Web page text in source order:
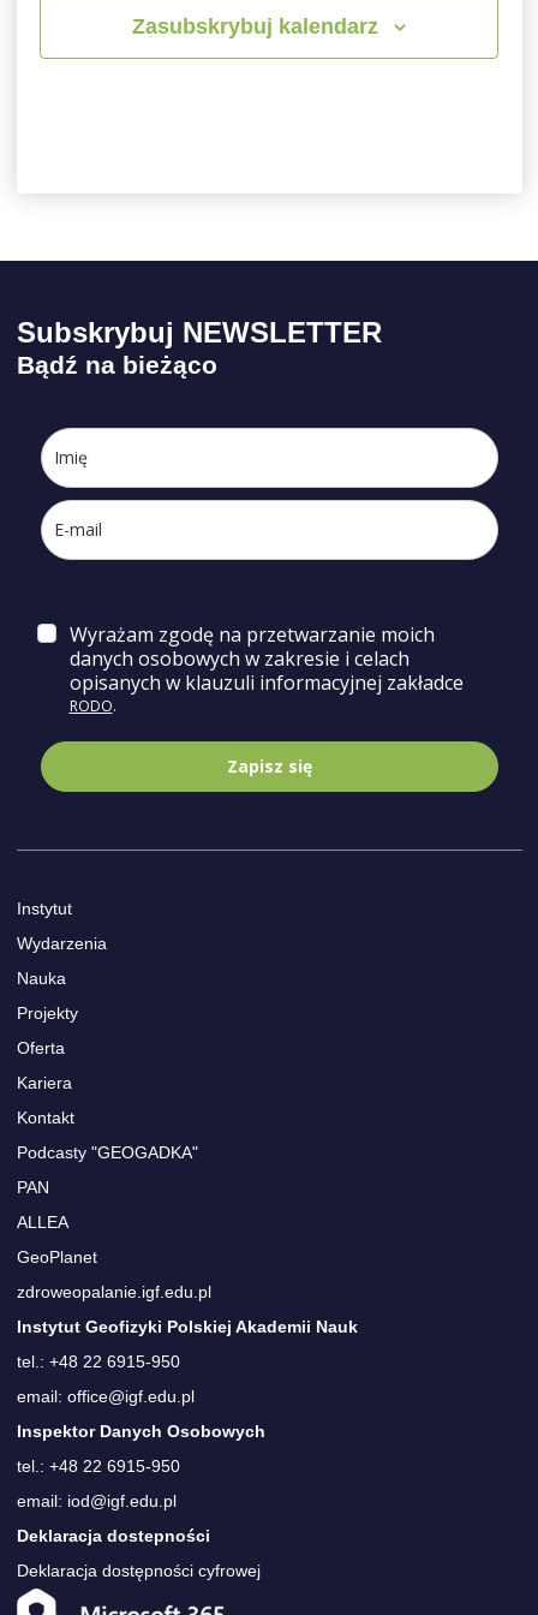
Zasubskrybuj kalendarz
Subskrybuj NEWSLETTER
Bądź na bieżąco
Wyrażam zgodę na przetwarzanie moich
danych osobowych w zakresie i celach
opisanych w klauzuli informacyjnej zakładce
RODO.
Zapisz się
Instytut
Wydarzenia
Nauka
Projekty
Oferta
Kariera
Kontakt
Podcasty "GEOGADKA"
PAN
ALLEA
GeoPlanet
zdroweopalanie.igf.edu.pl
Instytut Geofizyki Polskiej Akademii Nauk
tel.: +48 22 6915-950
email: office@igf.edu.pl
Inspektor Danych Osobowych
tel.: +48 22 6915-950
email: iod@igf.edu.pl
Deklaracja dostepności
Deklaracja dostępności cyfrowej